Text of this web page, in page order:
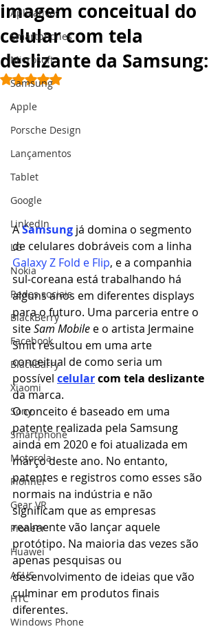
Aplicativos
Smartphones
Microsoft
Samsung
Apple
Porsche Design
Lançamentos
Tablet
Google
LinkedIn
LG
Nokia
Redes sociais
BlackBerry
Facebook
BlackBarry
Xiaomi
Sony
Smartphone
Motorola
Pionner
Gear VR
Pioneer
Huawei
ASUS
HTC
Windows Phone
imagem conceitual do
celular com tela
deslizante da Samsung:
Avaliado com NaN de 5 estrelas.
A Samsung já domina o segmento
de celulares dobráveis com a linha
Galaxy Z Fold e Flip, e a companhia
sul-coreana está trabalhando há
alguns anos em diferentes displays
para o futuro. Uma parceria entre o
site Sam Mobile e o artista Jermaine
Smit resultou em uma arte
conceitual de como seria um
possível celular com tela deslizante
da marca.
O conceito é baseado em uma
patente realizada pela Samsung
ainda em 2020 e foi atualizada em
março deste ano. No entanto,
patentes e registros como esses são
normais na indústria e não
significam que as empresas
realmente vão lançar aquele
protótipo. Na maioria das vezes são
apenas pesquisas ou
desenvolvimento de ideias que vão
culminar em produtos finais
diferentes.